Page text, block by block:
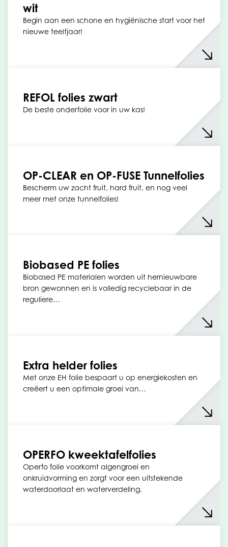
wit
Begin aan een schone en hygiënische start voor het
nieuwe teeltjaar!
REFOL folies zwart
De beste onderfolie voor in uw kas!
OP-CLEAR en OP-FUSE Tunnelfolies
Bescherm uw zacht fruit, hard fruit, en nog veel
meer met onze tunnelfolies!
Biobased PE folies
Biobased PE materialen worden uit hernieuwbare
bron gewonnen en is volledig recyclebaar in de
reguliere…
Extra helder folies
Met onze EH folie bespaart u op energiekosten en
creëert u een optimale groei van…
OPERFO kweektafelfolies
Operfo folie voorkomt algengroei en
onkruidvorming en zorgt voor een uitstekende
waterdoorlaat en waterverdeling.